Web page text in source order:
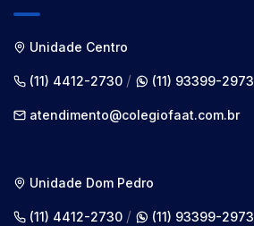
Unidade Centro
(11) 4412-2730 / (11) 93399-2973
atendimento@colegiofaat.com.br
Unidade Dom Pedro
(11) 4412-2730 / (11) 93399-2973